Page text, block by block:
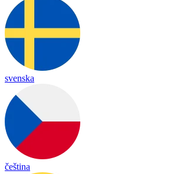
svenska
čeština